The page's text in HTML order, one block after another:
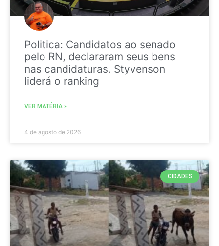
Politica: Candidatos ao senado
pelo RN, declararam seus bens
nas candidaturas. Styvenson
liderá o ranking
VER MATÉRIA »
4 de agosto de 2026
CIDADES